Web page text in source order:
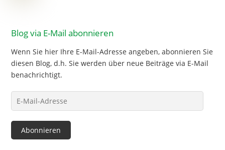
Blog via E-Mail abonnieren
Wenn Sie hier Ihre E-Mail-Adresse angeben, abonnieren Sie
diesen Blog, d.h. Sie werden über neue Beiträge via E-Mail
benachrichtigt.
Mail-
Adresse
Abonnieren